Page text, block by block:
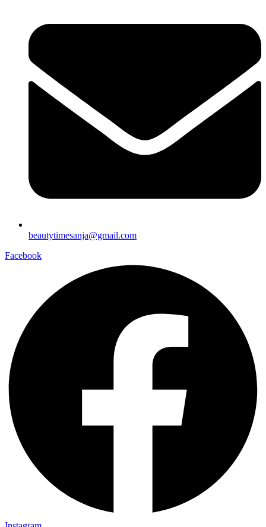
beautytimesanja@gmail.com
Facebook